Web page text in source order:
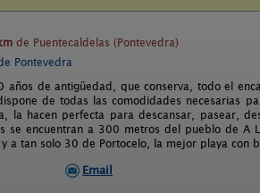
de Puentecaldelas (Pontevedra)
Pontevedra
años de antigüedad, que conserva, todo el
de todas las comodidades necesarias
la hacen perfecta para descansar, pasear,
se encuentran a 300 metros del pueblo de A
a tan solo 30 de Portocelo, la mejor playa con
Email